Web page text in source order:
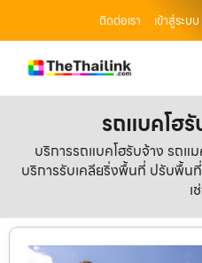
ติดต่อเรา เข้าสู่ระบบ
รถแบคโฮ
บริการรถแบคโฮรับจ้าง รถแ
บริการรับเคลียริ่งพื้นที่ ปรับพื้น
เ